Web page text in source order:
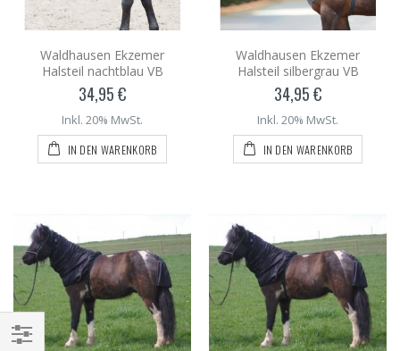
Waldhausen Ekzemer
Halsteil nachtblau VB
34,95 €
Inkl. 20% MwSt.
IN DEN WARENKORB
Waldhausen Ekzemer
Halsteil silbergrau VB
34,95 €
Inkl. 20% MwSt.
IN DEN WARENKORB